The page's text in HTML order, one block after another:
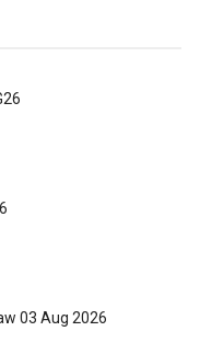
03 Aug 2026